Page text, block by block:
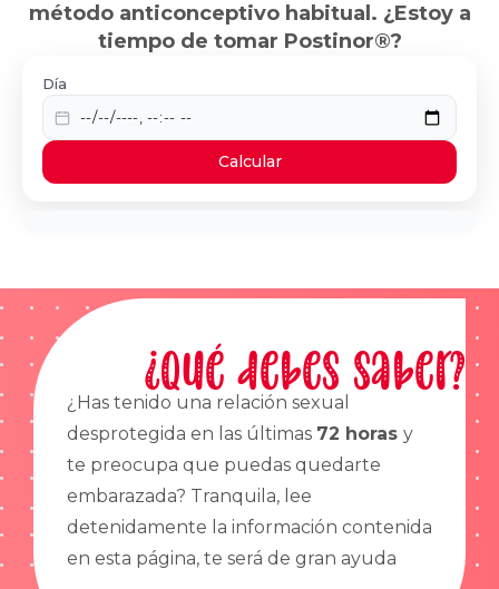
método anticonceptivo habitual. ¿Estoy a
tiempo de tomar Postinor®?
Día
Calcular
¿Qué debes saber?
¿Has tenido una relación sexual
desprotegida en las últimas 72 horas y
te preocupa que puedas quedarte
embarazada? Tranquila, lee
detenidamente la información contenida
en esta página, te será de gran ayuda